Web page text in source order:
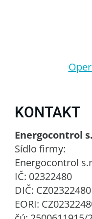
KONTAKT
Energocontrol
Sídlo firmy:
Energocontrol
IČ: 02322480
DIČ: CZ02322480
EORI: